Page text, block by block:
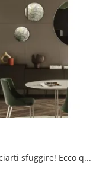
Progetti illuminotecnici da non lasciarti sfuggire! Ecco qui la lampada da terra design Lift Floor di Ronda Design.